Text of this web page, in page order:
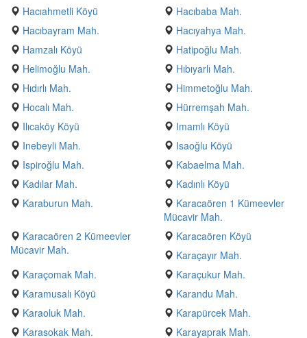
Hacıahmetli Köyü
Hacıbaba Mah.
Hacıbayram Mah.
Hacıyahya Mah.
Hamzalı Köyü
Hatipoğlu Mah.
Helimoğlu Mah.
Hıbıyarlı Mah.
Hıdırlı Mah.
Himmetoğlu Mah.
Hocalı Mah.
Hürremşah Mah.
Ilıcaköy Köyü
Imamlı Köyü
Inebeyli Mah.
Isaoğlu Köyü
Ispiroğlu Mah.
Kabaelma Mah.
Kadılar Mah.
Kadınlı Köyü
Karaburun Mah.
Karacaören 1 Kümeevler
Mücavir Mah.
Karacaören 2 Kümeevler
Mücavir Mah.
Karacaören Köyü
Karaçayır Mah.
Karaçomak Mah.
Karaçukur Mah.
Karamusalı Köyü
Karandu Mah.
Karaoluk Mah.
Karapürcek Mah.
Karasokak Mah.
Karayaprak Mah.